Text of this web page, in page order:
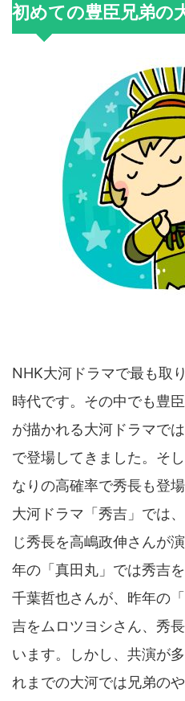
初めての豊臣兄弟の
NHK大河ドラマで最も取
時代です。その中でも豊
が描かれる大河ドラマで
で登場してきました。そ
なりの高確率で秀長も登
大河ドラマ「秀吉」では
じ秀長を高嶋政伸さんが
年の「真田丸」では秀吉
千葉哲也さんが、昨年の
吉をムロツヨシさん、秀
います。しかし、共演が
れまでの大河では兄弟の